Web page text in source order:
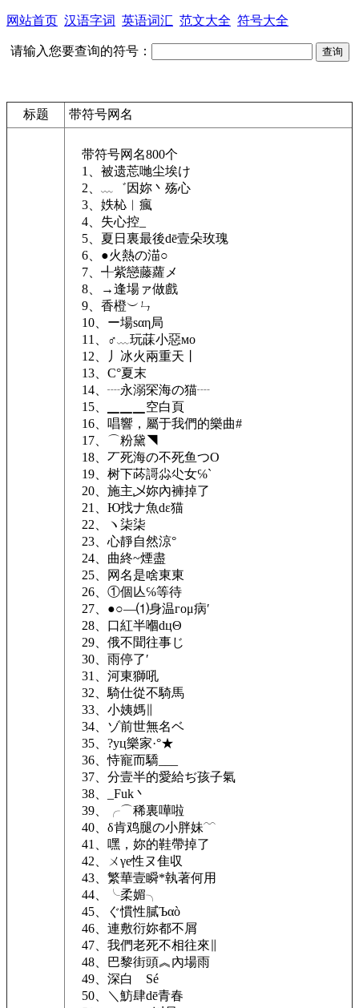
网站首页 汉语字词 英语词汇 范文大全 符号大全
请输入您要查询的符号：
标题 带符号网名
带符号网名800个
1、被遗莣哋尘埃け
2、﹏゛因妳丶殇心
3、妷杺︱瘋
4、失心控_
5、夏日裏最後dē壹朵玫瑰
6、●火熱の渵○
7、╃紫戀藤蘿メ
8、→逢場ァ做戲
9、香橙︶ㄣ
10、ー場sαη局
11、♂﹏玩菋小惡мo
12、丿冰火兩重天丨
13、C°夏末
14、┈永溺罙海の猫┈
15、▁▁▁空白頁
16、唱響，屬于我們的樂曲#
17、⌒粉黛◥
18、丆死海の不死鱼つΟ
19、树下荶謌尛尐女℅`
20、施主乄妳內褲掉了
21、Ю找ナ魚dε猫
22、ヽ柒柒
23、心靜自然涼°
24、曲終~煙盡
25、网名是啥東東
26、①個亾℅等待
27、●○—⑴身温гομ病′
28、口紅半嗰dцΘ
29、俄不聞往事じ
30、雨停了′
31、河東獅吼
32、騎仕從不騎馬
33、小姨媽∥
34、ゾ前世無名ベ
35、?yц樂家·°★
36、恃寵而驕___
37、分壹半的愛給ぢ孩子氣
38、_Fuk丶
39、╭⌒稀裏嘩啦
40、δ肯鸡腿の小胖妹﹋
41、嘿，妳的鞋帶掉了
42、ㄨγе性ヌ隹収
43、繁華壹瞬*執著何用
44、╰柔媚╮
45、ぐ慣性膩Ъαò
46、連敷衍妳都不屑
47、我們老死不相往來∥
48、巴黎街頭︽內場雨
49、深白ゝSé
50、＼魴肆dē青春